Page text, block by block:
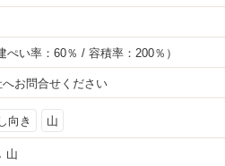
ぺい率：60％ / 容積率：200％）
お問合せください
向き 山
山